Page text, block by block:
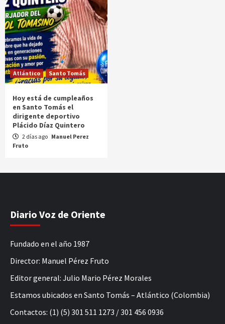
Atlántico Santo Tomás
Hoy está de cumpleaños
en Santo Tomás el
dirigente deportivo
Plácido Díaz Quintero
2 días ago Manuel Perez
Fruto
Diario Voz de Oriente
Fundado en el año 1987
Director: Manuel Pérez Fruto
Editor general: Julio Mario Pérez Morales
Estamos ubicados en Santo Tomás – Atlántico (Colombia)
Contactos: (1) (5) 301 511 1273 / 301 456 0936